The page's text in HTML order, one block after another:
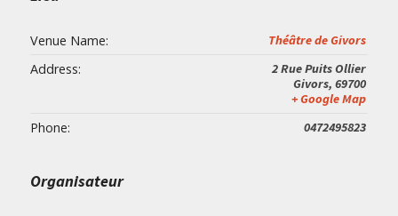
Venue Name: Théâtre de Givors
Address:
2 Rue Puits Ollier
Givors, 69700
+ Google Map
Phone: 0472495823
Organisateur